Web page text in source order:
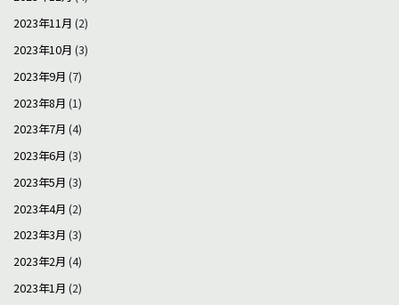
2023年11月 (2)
2023年10月 (3)
2023年9月 (7)
2023年8月 (1)
2023年7月 (4)
2023年6月 (3)
2023年5月 (3)
2023年4月 (2)
2023年3月 (3)
2023年2月 (4)
2023年1月 (2)